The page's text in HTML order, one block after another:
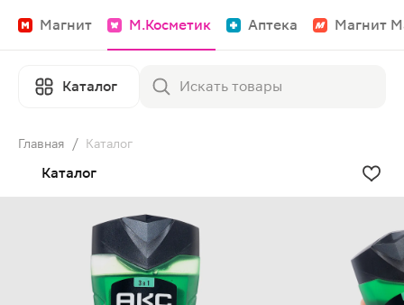
Магнит М.Косметик Аптека Магнит
Каталог
Главная / Каталог
Каталог